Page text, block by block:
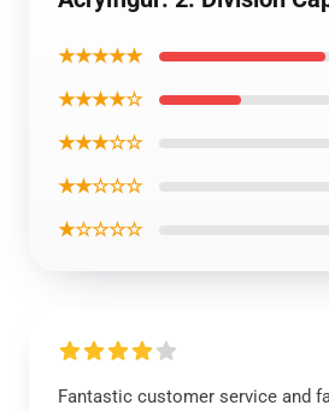
★★★★★
★★★★☆
★★★☆☆
★★☆☆☆
★☆☆☆☆
Fantastic customer service and